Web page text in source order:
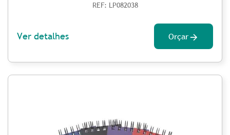
REF: LP082038
Ver detalhes Orçar